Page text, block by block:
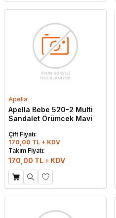
Apella
Apella Bebe 520-2 Multi
Sandalet Örümcek Mavi
Çift Fiyatı:
170,00 TL + KDV
Takım Fiyatı:
170,00 TL KDV